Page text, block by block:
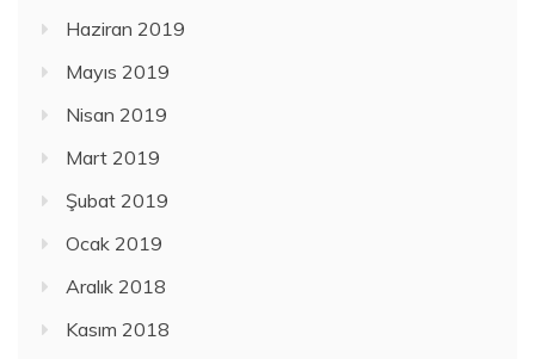
Haziran 2019
Mayıs 2019
Nisan 2019
Mart 2019
Şubat 2019
Ocak 2019
Aralık 2018
Kasım 2018